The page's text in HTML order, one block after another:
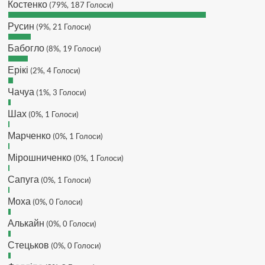
кинув в ТГ
DJGycle : Tamada
Makiavelli :
Makiavelli :
MaRiO :Трансфери такі шо слів
провалу 🙁
Hatsyk:Makiavelli, вітаємо на
буде ще активніший з часом)
Hatsyk:Та Кузик ще ок, а
перспективи, хз хз
трансляцію товарняка з Минаєм
https://www.youtube.com/live/Qb1ebGeOfZ8?
si=GU46Q4zlJQd2L-W8
Hatsyk:А ще на сайті триває
Костенко (79%, 187 Голоси)
Русин (9%, 21 Голоси)
Бабогло (8%, 19 Голоси)
Ерікі (2%, 4 Голоси)
Чачуа (1%, 3 Голоси)
Шах (0%, 1 Голоси)
Марченко (0%, 1 Голоси)
Мірошниченко (0%, 1 Голоси)
Сапуга (0%, 1 Голоси)
Моха (0%, 0 Голоси)
Алькайн (0%, 0 Голоси)
Стецьков (0%, 0 Голоси)